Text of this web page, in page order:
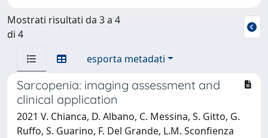
Mostrati risultati da 3 a 4
di 4
esporta metadati
Sarcopenia: imaging assessment and
clinical application
2021 V. Chianca, D. Albano, C. Messina, S. Gitto, G.
Ruffo, S. Guarino, F. Del Grande, L.M. Sconfienza